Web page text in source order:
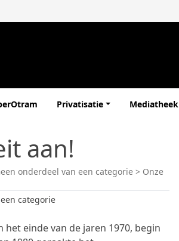
Privatisatie Mediatheek
aan!
onderdeel van een categorie > Onze
categorie
het einde van de jaren 1970, begin